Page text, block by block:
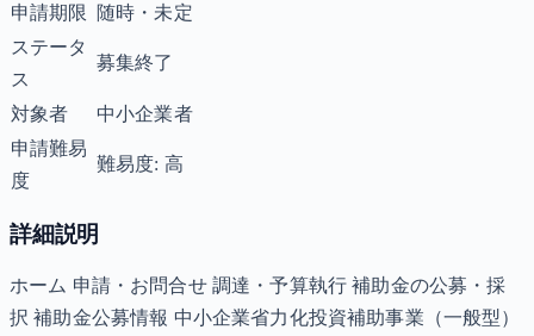
申請期限
随時・未定
ステータ
ス
募集終了
対象者
中小企業者
申請難易
度
難易度: 高
詳細説明
ホーム 申請・お問合せ 調達・予算執行 補助金の公募・採
択 補助金公募情報 中小企業省力化投資補助事業（一般型）